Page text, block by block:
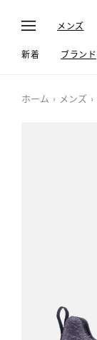
メンズ
新着 ブランド
ホーム メンズ